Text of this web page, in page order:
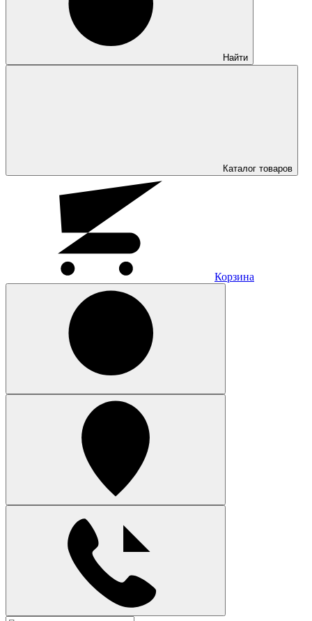
Найти
Каталог товаров
Корзина